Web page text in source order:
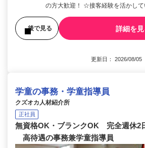
の方大歓迎！ ☆接客経験を活かして
後で見る 詳細を見
更新日： 2026/08/
学童の事務・学童指導員
クズオカ人材紹介所
正社員
無資格OK・ブランクOK 完全週休2
高待遇の事務兼学童指導員